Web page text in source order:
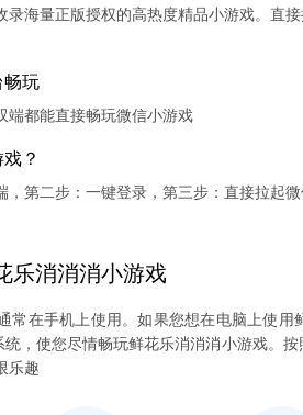
录海量正版授权的高热度精品小游戏。直
畅玩
端都能直接畅玩微信小游戏
？
，第二步：一键登录，第三步：直接拉起
乐消消消小游戏
常在手机上使用。如果您想在电脑上使用
，使您尽情畅玩鲜花乐消消消小游戏。
乐趣